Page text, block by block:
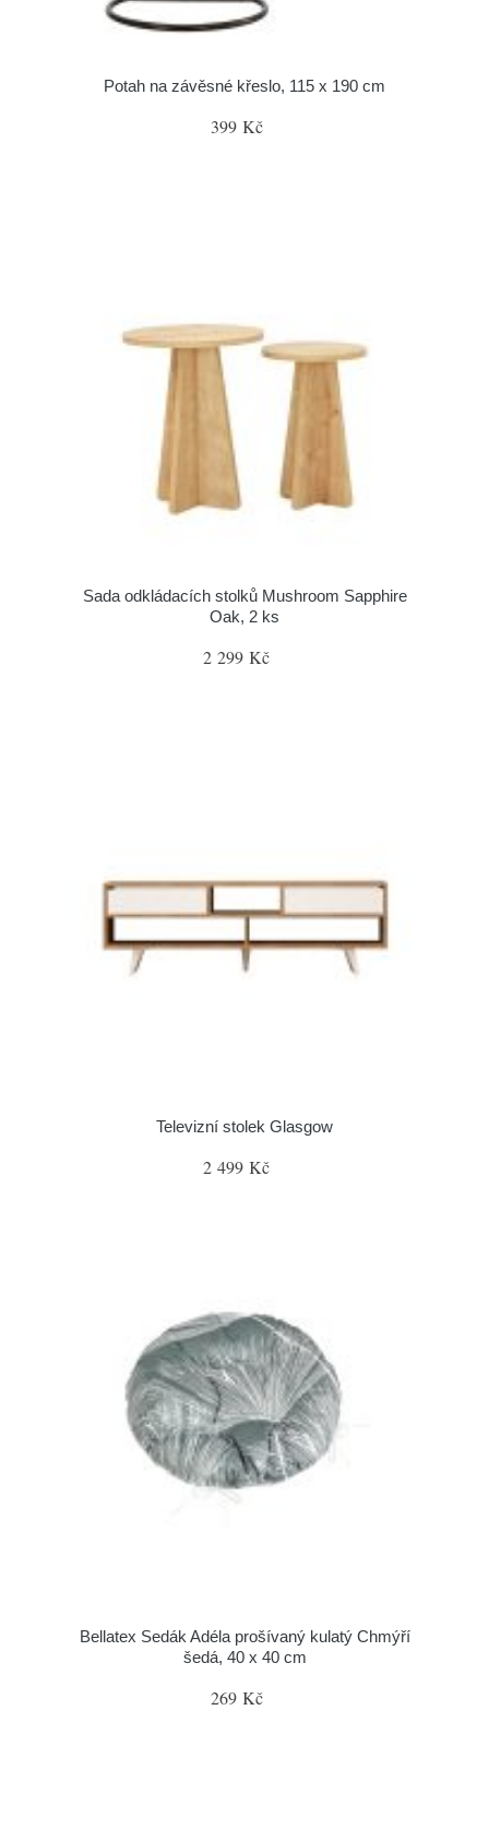
Potah na závěsné křeslo, 115 x 190 cm
399 Kč
Sada odkládacích stolků Mushroom Sapphire
Oak, 2 ks
2 299 Kč
Televizní stolek Glasgow
2 499 Kč
Bellatex Sedák Adéla prošívaný kulatý Chmýří
šedá, 40 x 40 cm
269 Kč